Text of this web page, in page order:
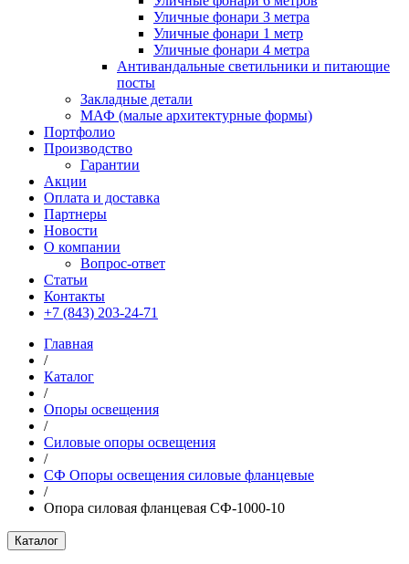
Уличные фонари 3 метра
Уличные фонари 1 метр
Уличные фонари 4 метра
Антивандальные светильники и питающие
посты
Закладные детали
МАФ (малые архитектурные формы)
Портфолио
Производство
Гарантии
Акции
Оплата и доставка
Партнеры
Новости
О компании
Вопрос-ответ
Статьи
Контакты
+7 (843) 203-24-71
Главная
/
Каталог
/
Опоры освещения
/
Силовые опоры освещения
/
СФ Опоры освещения силовые фланцевые
/
Опора силовая фланцевая СФ-1000-10
Каталог